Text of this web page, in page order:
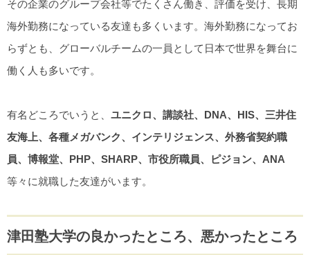
その企業のグループ会社等でたくさん働き、評価を受け、長期
海外勤務になっている友達も多くいます。海外勤務になってお
らずとも、グローバルチームの一員として日本で世界を舞台に
働く人も多いです。
有名どころでいうと、 ユニクロ、講談社、DNA、HIS、三井住
友海上、各種メガバンク、インテリジェンス、外務省契約職
員、博報堂、PHP、SHARP、市役所職員、ピジョン、ANA
等々に就職した友達がいます。
津田塾大学の良かったところ、悪かったところ